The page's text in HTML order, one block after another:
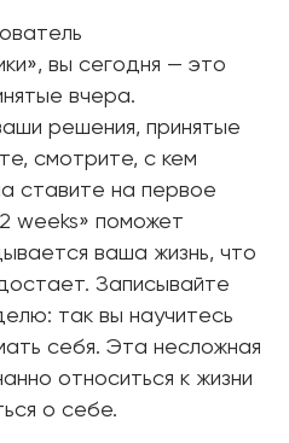
вы сегодня — это
вчера.
решения, принятые
смотрите, с кем
ставите на первое
weeks» поможет
ваша жизнь, что
Записывайте
так вы научитесь
себя. Эта несложная
относиться к жизни
о себе.